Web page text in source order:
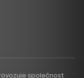
společnost